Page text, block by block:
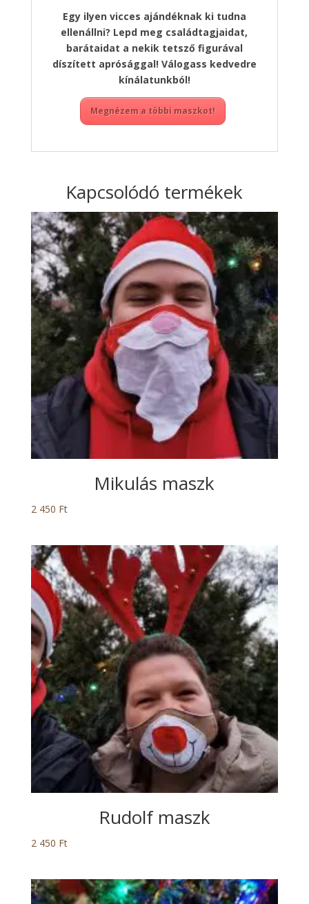
Egy ilyen vicces ajándéknak ki tudna
ellenállni? Lepd meg családtagjaidat,
barátaidat a nekik tetsző figurával
díszített aprósággal! Válogass kedvedre
kínálatunkból!
Megnézem a többi maszkot!
Kapcsolódó termékek
Mikulás maszk
2 450 Ft
Rudolf maszk
2 450 Ft